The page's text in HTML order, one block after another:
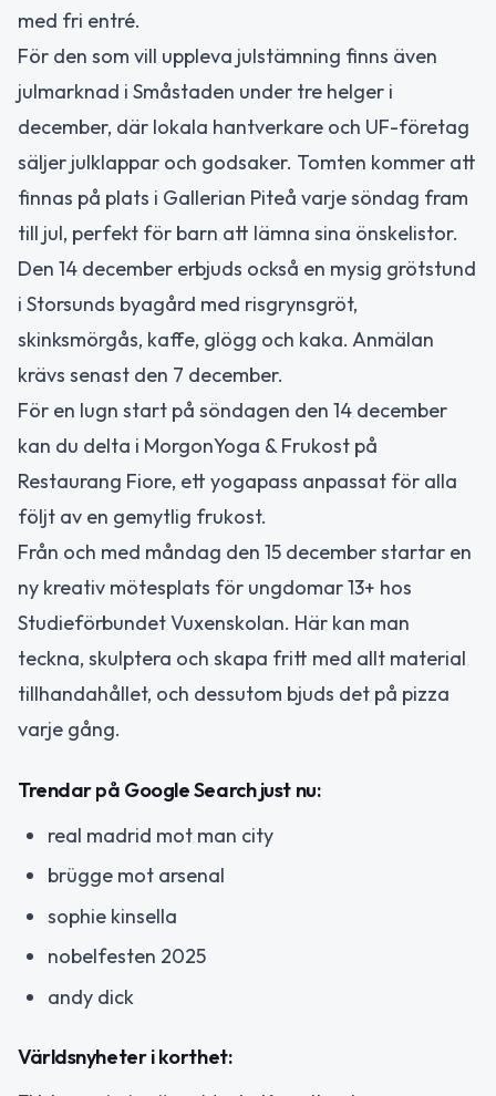
med fri entré.
För den som vill uppleva julstämning finns även
julmarknad i Småstaden under tre helger i
december, där lokala hantverkare och UF-företag
säljer julklappar och godsaker. Tomten kommer att
finnas på plats i Gallerian Piteå varje söndag fram
till jul, perfekt för barn att lämna sina önskelistor.
Den 14 december erbjuds också en mysig grötstund
i Storsunds byagård med risgrynsgröt,
skinksmörgås, kaffe, glögg och kaka. Anmälan
krävs senast den 7 december.
För en lugn start på söndagen den 14 december
kan du delta i MorgonYoga & Frukost på
Restaurang Fiore, ett yogapass anpassat för alla
följt av en gemytlig frukost.
Från och med måndag den 15 december startar en
ny kreativ mötesplats för ungdomar 13+ hos
Studieförbundet Vuxenskolan. Här kan man
teckna, skulptera och skapa fritt med allt material
tillhandahållet, och dessutom bjuds det på pizza
varje gång.
Trendar på Google Search just nu:
real madrid mot man city
brügge mot arsenal
sophie kinsella
nobelfesten 2025
andy dick
Världsnyheter i korthet: